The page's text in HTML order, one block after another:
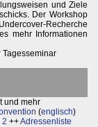
und Ziele
Der Workshop
Recherche
mehr Informationen
Tagesseminar
und mehr
(englisch)
2 ++Adressenliste